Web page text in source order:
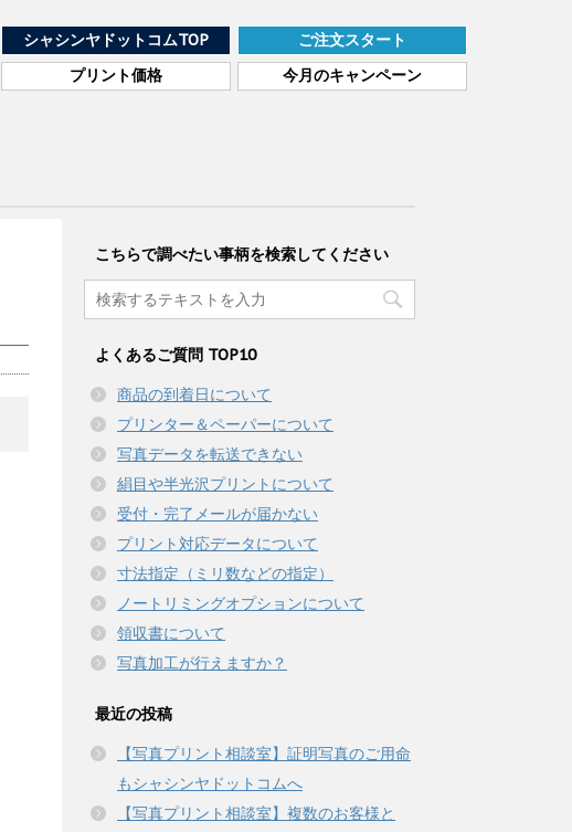
シャシンヤドットコムTOP ご注文スタート
プリント価格 今月のキャンペーン
こちらで調べたい事柄を検索してください
よくあるご質問 TOP10
商品の到着日について
プリンター＆ペーパーについて
写真データを転送できない
絹目や半光沢プリントについて
受付・完了メールが届かない
プリント対応データについて
寸法指定（ミリ数などの指定）
ノートリミングオプションについて
領収書について
写真加工が行えますか？
最近の投稿
【写真プリント相談室】証明写真のご用命
もシャシンヤドットコムへ
【写真プリント相談室】複数のお客様と